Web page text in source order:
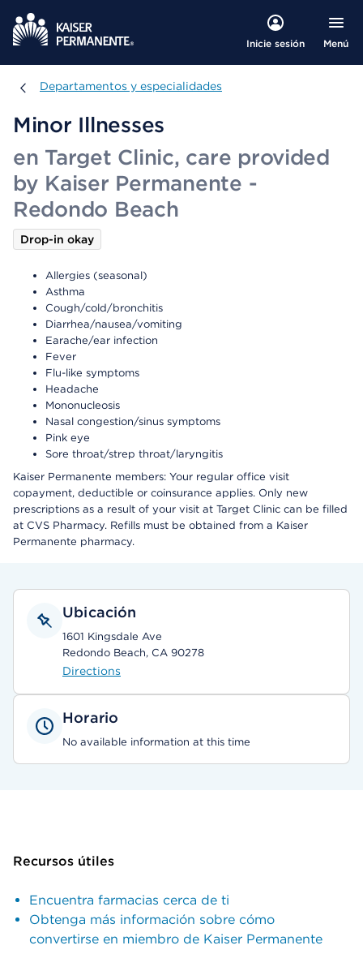
Inicie sesión Menú
Departamentos y especialidades
Departamentos y especialidades
Minor Illnesses
en Target Clinic, care provided
by Kaiser Permanente -
Redondo Beach
Drop-in okay
Allergies (seasonal)
Asthma
Cough/cold/bronchitis
Diarrhea/nausea/vomiting
Earache/ear infection
Fever
Flu-like symptoms
Headache
Mononucleosis
Nasal congestion/sinus symptoms
Pink eye
Sore throat/strep throat/laryngitis
Kaiser Permanente members: Your regular office visit
copayment, deductible or coinsurance applies. Only new
prescriptions as a result of your visit at Target Clinic can be filled
at CVS Pharmacy. Refills must be obtained from a Kaiser
Permanente pharmacy.
Ubicación
1601 Kingsdale Ave
Redondo Beach, CA 90278
Directions
Horario
No available information at this time
Recursos útiles
Encuentra farmacias cerca de ti
Obtenga más información sobre cómo
convertirse en miembro de Kaiser Permanente